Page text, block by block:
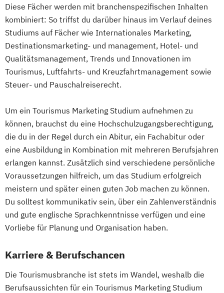
Diese Fächer werden mit branchenspezifischen Inhalten
kombiniert: So triffst du darüber hinaus im Verlauf deines
Studiums auf Fächer wie Internationales Marketing,
Destinationsmarketing- und management, Hotel- und
Qualitätsmanagement, Trends und Innovationen im
Tourismus, Luftfahrts- und Kreuzfahrtmanagement sowie
Steuer- und Pauschalreiserecht.
Um ein Tourismus Marketing Studium aufnehmen zu
können, brauchst du eine Hochschulzugangsberechtigung,
die du in der Regel durch ein Abitur, ein Fachabitur oder
eine Ausbildung in Kombination mit mehreren Berufsjahren
erlangen kannst. Zusätzlich sind verschiedene persönliche
Voraussetzungen hilfreich, um das Studium erfolgreich
meistern und später einen guten Job machen zu können.
Du solltest kommunikativ sein, über ein Zahlenverständnis
und gute englische Sprachkenntnisse verfügen und eine
Vorliebe für Planung und Organisation haben.
Karriere & Berufschancen
Die Tourismusbranche ist stets im Wandel, weshalb die
Berufsaussichten für ein Tourismus Marketing Studium